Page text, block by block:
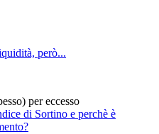
però...
per eccesso
di Sortino e perchè è